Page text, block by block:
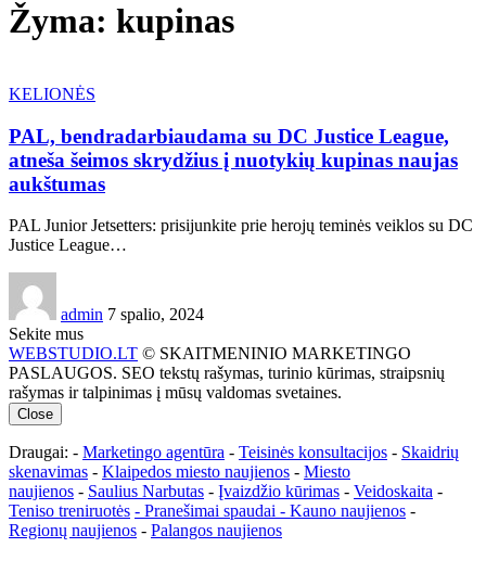
Žyma: kupinas
KELIONĖS
PAL, bendradarbiaudama su DC Justice League,
atneša šeimos skrydžius į nuotykių kupinas naujas
aukštumas
PAL Junior Jetsetters: prisijunkite prie herojų teminės veiklos su DC
Justice League…
admin 7 spalio, 2024
Sekite mus
WEBSTUDIO.LT © SKAITMENINIO MARKETINGO
PASLAUGOS. SEO tekstų rašymas, turinio kūrimas, straipsnių
rašymas ir talpinimas į mūsų valdomas svetaines.
Close
Draugai: - Marketingo agentūra - Teisinės konsultacijos - Skaidrių
skenavimas - Klaipedos miesto naujienos - Miesto
naujienos - Saulius Narbutas - Įvaizdžio kūrimas - Veidoskaita -
Teniso treniruotės - Pranešimai spaudai - Kauno naujienos -
Regionų naujienos - Palangos naujienos